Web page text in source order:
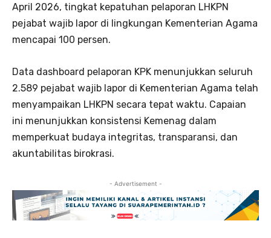
April 2026, tingkat kepatuhan pelaporan LHKPN
pejabat wajib lapor di lingkungan Kementerian Agama
mencapai 100 persen.
Data dashboard pelaporan KPK menunjukkan seluruh
2.589 pejabat wajib lapor di Kementerian Agama telah
menyampaikan LHKPN secara tepat waktu. Capaian
ini menunjukkan konsistensi Kemenag dalam
memperkuat budaya integritas, transparansi, dan
akuntabilitas birokrasi.
- Advertisement -